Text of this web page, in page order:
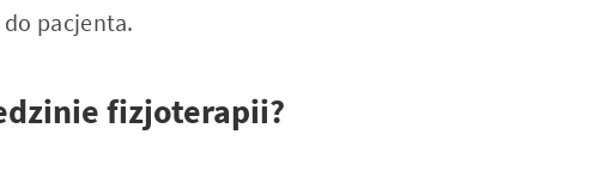
pacjenta.
fizjoterapii?